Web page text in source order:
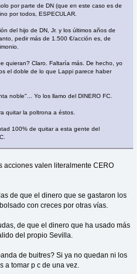
por parte de DN (que en este caso es de
por todos, ESPECULAR.
del hijo de DN, Jr. y los últimos años de
pedir más de 1.500 €/acción es, de
quieran? Claro. Faltaría más. De hecho, yo
el doble de lo que Lappi parece haber
noble"... Yo los llamo del DINERO FC.
quitar la poltrona a éstos.
100% de quitar a esta gente del
acciones valen literalmente CERO
de que el dinero que se gastaron los
con creces por otras vías.
de que el dinero que ha usado más
del propio Sevilla.
de buitres? Si ya no quedan ni los
a tomar p c de una vez.